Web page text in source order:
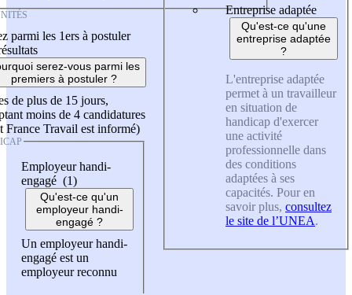
parmi les 1ers à postuler
serez-vous parmi les
premiers à postuler ?
de plus de 15 jours,
moins de 4 candidatures
France Travail est informé)
Employeur handi-
engagé (1)
Qu'est-ce qu'un
employeur handi-
engagé ?
Un employeur handi-
engagé est un
employeur reconnu
Entreprise adaptée
Qu'est-ce qu'une
entreprise adaptée
?
L'entreprise adaptée
permet à un travailleur
en situation de
handicap d'exercer
une activité
professionnelle dans
des conditions
adaptées à ses
capacités. Pour en
savoir plus, consultez
le site de l’UNEA.